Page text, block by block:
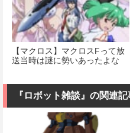
【マクロス】マクロスFって放
送当時は謎に勢いあったよな
『ロボット雑談』の関連記